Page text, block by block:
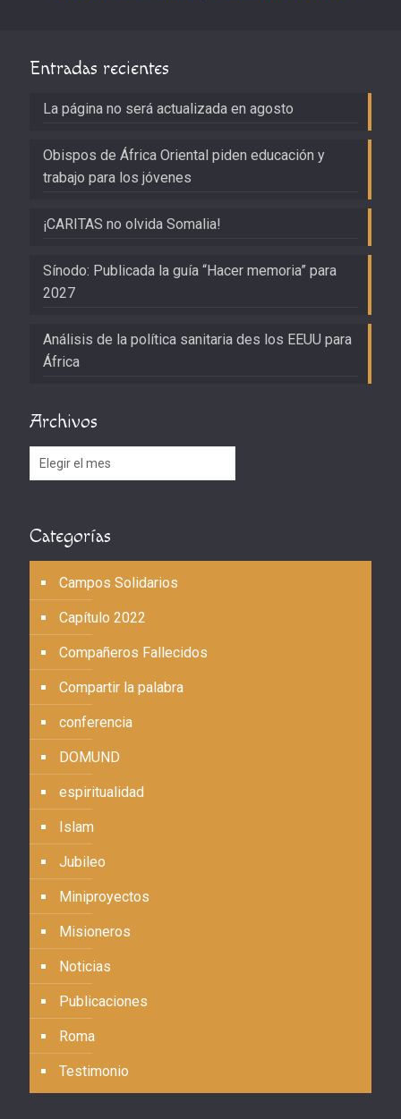
Entradas recientes
La página no será actualizada en agosto
Obispos de África Oriental piden educación y
trabajo para los jóvenes
¡CARITAS no olvida Somalia!
Sínodo: Publicada la guía “Hacer memoria” para
2027
Análisis de la política sanitaria des los EEUU para
África
Archivos
Archivos
Categorías
Campos Solidarios
Capítulo 2022
Compañeros Fallecidos
Compartir la palabra
conferencia
DOMUND
espiritualidad
Islam
Jubileo
Miniproyectos
Misioneros
Noticias
Publicaciones
Roma
Testimonio